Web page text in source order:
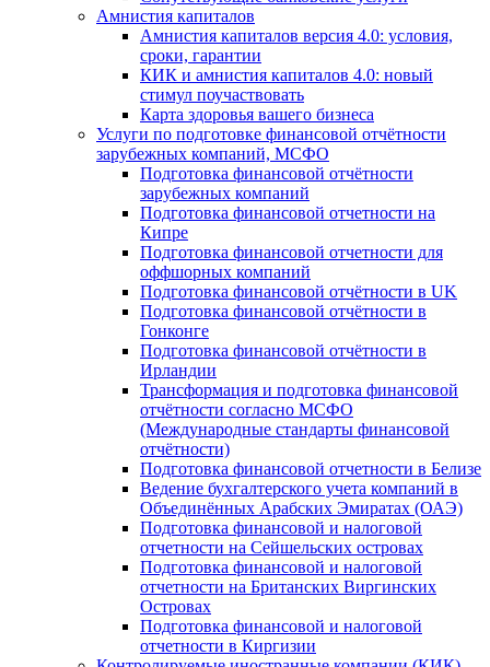
Амнистия капиталов
Амнистия капиталов версия 4.0: условия,
сроки, гарантии
КИК и амнистия капиталов 4.0: новый
стимул поучаствовать
Карта здоровья вашего бизнеса
Услуги по подготовке финансовой отчётности
зарубежных компаний, МСФО
Подготовка финансовой отчётности
зарубежных компаний
Подготовка финансовой отчетности на
Кипре
Подготовка финансовой отчетности для
оффшорных компаний
Подготовка финансовой отчётности в UK
Подготовка финансовой отчётности в
Гонконге
Подготовка финансовой отчётности в
Ирландии
Трансформация и подготовка финансовой
отчётности согласно МСФО
(Международные стандарты финансовой
отчётности)
Подготовка финансовой отчетности в Белизе
Ведение бухгалтерского учета компаний в
Объединённых Арабских Эмиратах (ОАЭ)
Подготовка финансовой и налоговой
отчетности на Сейшельских островах
Подготовка финансовой и налоговой
отчетности на Британских Виргинских
Островах
Подготовка финансовой и налоговой
отчетности в Киргизии